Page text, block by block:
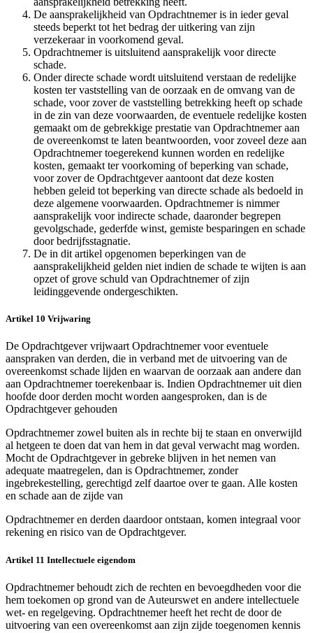
De aansprakelijkheid van Opdrachtnemer is in ieder geval
steeds beperkt tot het bedrag der uitkering van zijn
verzekeraar in voorkomend geval.
Opdrachtnemer is uitsluitend aansprakelijk voor directe
schade.
Onder directe schade wordt uitsluitend verstaan de redelijke
kosten ter vaststelling van de oorzaak en de omvang van de
schade, voor zover de vaststelling betrekking heeft op schade
in de zin van deze voorwaarden, de eventuele redelijke kosten
gemaakt om de gebrekkige prestatie van Opdrachtnemer aan
de overeenkomst te laten beantwoorden, voor zoveel deze aan
Opdrachtnemer toegerekend kunnen worden en redelijke
kosten, gemaakt ter voorkoming of beperking van schade,
voor zover de Opdrachtgever aantoont dat deze kosten
hebben geleid tot beperking van directe schade als bedoeld in
deze algemene voorwaarden. Opdrachtnemer is nimmer
aansprakelijk voor indirecte schade, daaronder begrepen
gevolgschade, gederfde winst, gemiste besparingen en schade
door bedrijfsstagnatie.
De in dit artikel opgenomen beperkingen van de
aansprakelijkheid gelden niet indien de schade te wijten is aan
opzet of grove schuld van Opdrachtnemer of zijn
leidinggevende ondergeschikten.
Artikel 10 Vrijwaring
De Opdrachtgever vrijwaart Opdrachtnemer voor eventuele
aanspraken van derden, die in verband met de uitvoering van de
overeenkomst schade lijden en waarvan de oorzaak aan andere dan
aan Opdrachtnemer toerekenbaar is. Indien Opdrachtnemer uit dien
hoofde door derden mocht worden aangesproken, dan is de
Opdrachtgever gehouden
Opdrachtnemer zowel buiten als in rechte bij te staan en onverwijld
al hetgeen te doen dat van hem in dat geval verwacht mag worden.
Mocht de Opdrachtgever in gebreke blijven in het nemen van
adequate maatregelen, dan is Opdrachtnemer, zonder
ingebrekestelling, gerechtigd zelf daartoe over te gaan. Alle kosten
en schade aan de zijde van
Opdrachtnemer en derden daardoor ontstaan, komen integraal voor
rekening en risico van de Opdrachtgever.
Artikel 11 Intellectuele eigendom
Opdrachtnemer behoudt zich de rechten en bevoegdheden voor die
hem toekomen op grond van de Auteurswet en andere intellectuele
wet- en regelgeving. Opdrachtnemer heeft het recht de door de
uitvoering van een overeenkomst aan zijn zijde toegenomen kennis